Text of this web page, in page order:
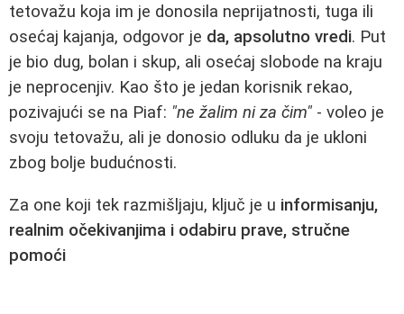
tetovažu koja im je donosila neprijatnosti, tuga ili
osećaj kajanja, odgovor je da, apsolutno vredi. Put
je bio dug, bolan i skup, ali osećaj slobode na kraju
je neprocenjiv. Kao što je jedan korisnik rekao,
pozivajući se na Piaf: "ne žalim ni za čim" - voleo je
svoju tetovažu, ali je donosio odluku da je ukloni
zbog bolje budućnosti.
Za one koji tek razmišljaju, ključ je u informisanju,
realnim očekivanjima i odabiru prave, stručne
pomoći